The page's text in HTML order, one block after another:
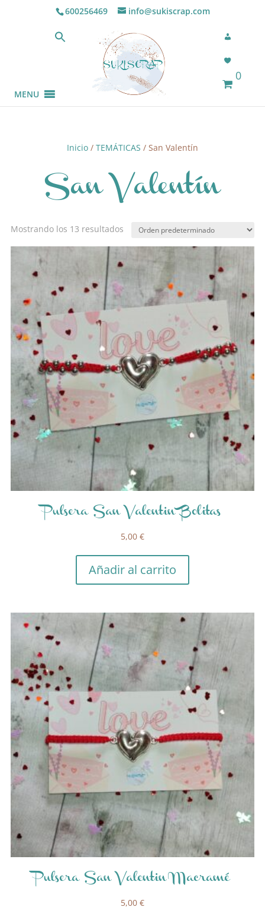
600256469 info@sukiscrap.com
0
MENU
Inicio / TEMÁTICAS / San Valentín
San Valentín
Mostrando los 13 resultados
Pulsera San Valentin Bolitas
5,00 €
Añadir al carrito
Pulsera San Valentin Macramé
5,00 €